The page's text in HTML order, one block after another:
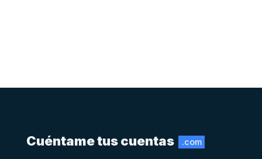
Cuéntame tus cuentas .com